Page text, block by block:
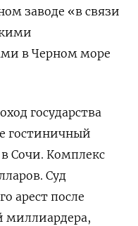
заводе «в связи
в Черном море
государства
гостиничный
Сочи. Комплекс
Суд
арест после
миллиардера,